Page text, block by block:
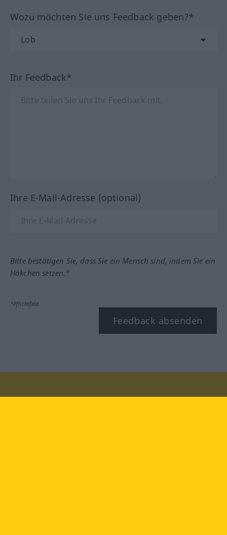
Wozu möchten Sie uns Feedback geben?*
Ihr Feedback*
Ihre E-Mail-Adresse (optional)
Bitte bestätigen Sie, dass Sie ein Mensch sind, indem Sie ein
Häkchen setzen.*
*Pflichtfeld
Feedback absenden